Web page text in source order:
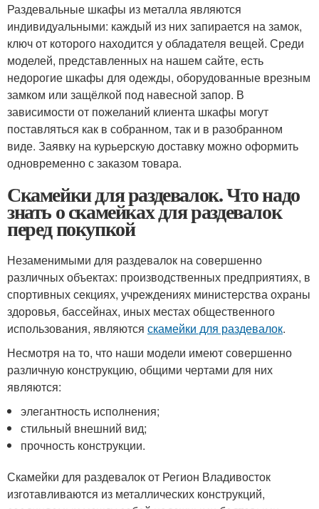
Раздевальные шкафы из металла являются
индивидуальными: каждый из них запирается на замок,
ключ от которого находится у обладателя вещей. Среди
моделей, представленных на нашем сайте, есть
недорогие шкафы для одежды, оборудованные врезным
замком или защёлкой под навесной запор. В
зависимости от пожеланий клиента шкафы могут
поставляться как в собранном, так и в разобранном
виде. Заявку на курьерскую доставку можно оформить
одновременно с заказом товара.
Скамейки для раздевалок. Что надо
знать о скамейках для раздевалок
перед покупкой
Незаменимыми для раздевалок на совершенно
различных объектах: производственных предприятиях, в
спортивных секциях, учреждениях министерства охраны
здоровья, бассейнах, иных местах общественного
использования, являются скамейки для раздевалок.
Несмотря на то, что наши модели имеют совершенно
различную конструкцию, общими чертами для них
являются:
элегантность исполнения;
стильный внешний вид;
прочность конструкции.
Скамейки для раздевалок от Регион Владивосток
изготавливаются из металлических конструкций,